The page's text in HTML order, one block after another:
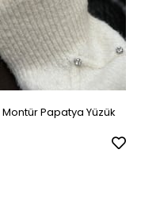
Papatya Yüzük